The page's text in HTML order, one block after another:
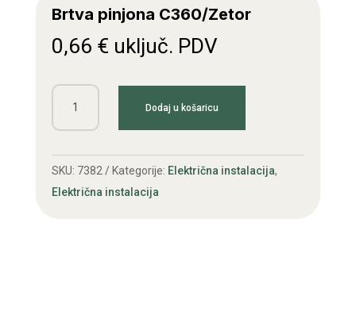
Brtva pinjona C360/Zetor
0,66 € uključ. PDV
Brtva
pinjona
količina
Dodaj u košaricu
SKU: 7382 Kategorije: Električna instalacija,
Električna instalacija